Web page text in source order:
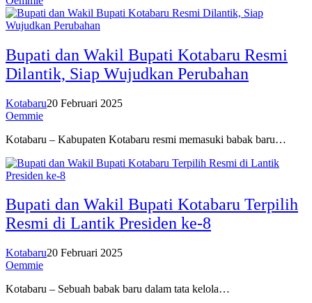
Bupati dan Wakil Bupati Kotabaru Resmi
Dilantik, Siap Wujudkan Perubahan
Kotabaru20 Februari 2025
Oemmie
Kotabaru – Kabupaten Kotabaru resmi memasuki babak baru…
Bupati dan Wakil Bupati Kotabaru Terpilih
Resmi di Lantik Presiden ke-8
Kotabaru20 Februari 2025
Oemmie
Kotabaru – Sebuah babak baru dalam tata kelola…